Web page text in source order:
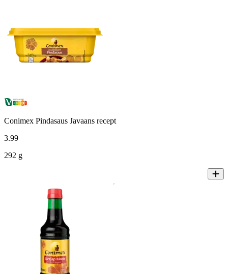
Conimex Pindasaus Javaans recept
3.99
292 g